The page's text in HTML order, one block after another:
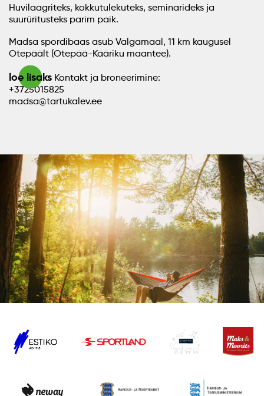
Huvilaagriteks, kokkutulekuteks, seminarideks ja
suurüritusteks parim paik.
Madsa spordibaas asub Valgamaal, 11 km kaugusel
Otepäält (Otepää-Kääriku maantee).
loe lisaks Kontakt ja broneerimine:
+3725015825
madsa@tartukalev.ee